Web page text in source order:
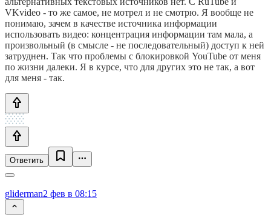
VKvideo - то же самое, не мотрел и не смотрю. Я вообще не
понимаю, зачем в качестве источника информации
использовать видео: концентрация информации там мала, а
произвольный (в смысле - не последовательный) доступ к ней
затруднен. Так что проблемы с блокировкой YouTube от меня
по жизни далеки. Я в курсе, что для других это не так, а вот
для меня - так.
Ответить
gliderman2 фев в 08:15